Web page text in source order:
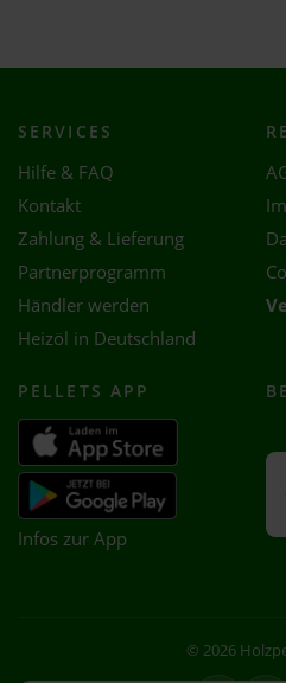
SERVICES
Hilfe & FAQ
Kontakt
Zahlung & Lieferung
Partnerprogramm
Händler werden
Heizöl in Deutschland
PELLETS APP
Infos zur App
© 2026